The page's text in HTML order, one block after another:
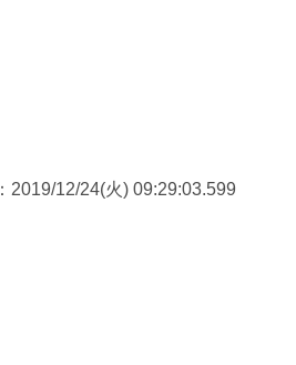
：2019/12/24(火) 09:29:03.599